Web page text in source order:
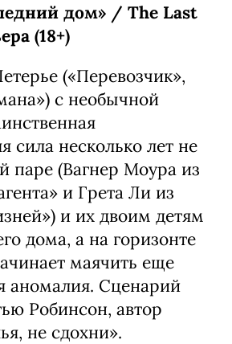
дом» / The Last
(18+)
(«Перевозчик»,
с необычной
сила несколько лет не
паре (Вагнер Моура из
и Грета Ли из
и их двоим детям
дома, а на горизонте
маячить еще
аномалия. Сценарий
Робинсон, автор
не сдохни».